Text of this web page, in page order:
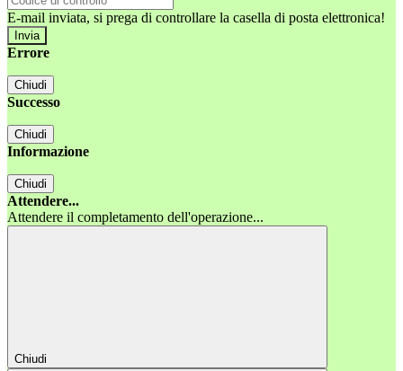
E-mail inviata, si prega di controllare la casella di posta elettronica!
Errore
Chiudi
Successo
Chiudi
Informazione
Chiudi
Attendere...
Attendere il completamento dell'operazione...
Chiudi